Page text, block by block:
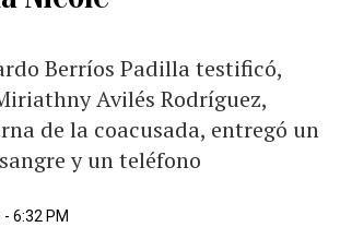
Berríos Padilla testificó,
Avilés Rodríguez,
de la coacusada, entregó un
y un teléfono
6:32 PM